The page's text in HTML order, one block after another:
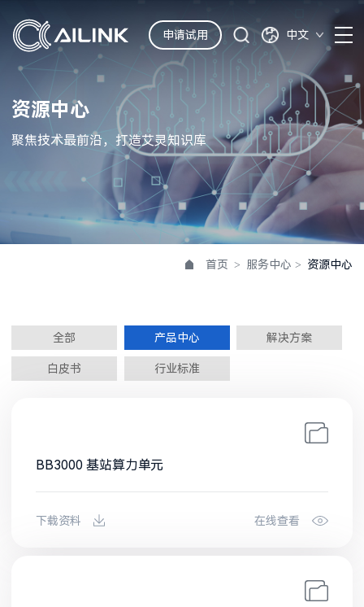
申请试用 中文
资源中心
聚焦技术最前沿，打造艾灵知识库
首页 > 服务中心 > 资源中心
全部 产品中心 解决方案
白皮书 行业标准
BB3000 基站算力单元
下载资料 在线查看